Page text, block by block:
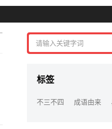
标签
不三不四 成语由来